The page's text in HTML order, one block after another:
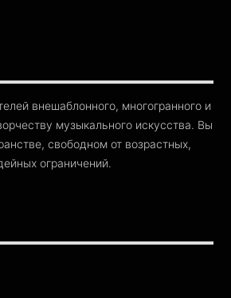
внешаблонного, многогранного и
музыкального искусства. Вы
свободном от возрастных,
ограничений.